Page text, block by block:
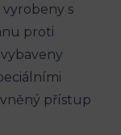
vyrobeny s
proti
přístup